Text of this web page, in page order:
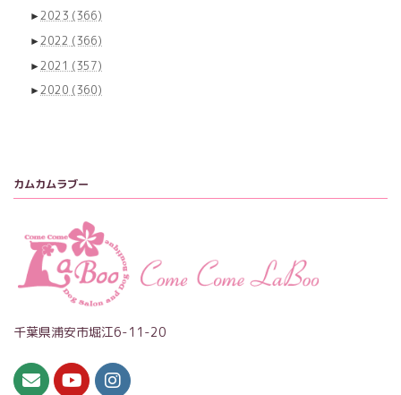
►2023 (366)
►2022 (366)
►2021 (357)
►2020 (360)
カムカムラブー
千葉県浦安市堀江6-11-20